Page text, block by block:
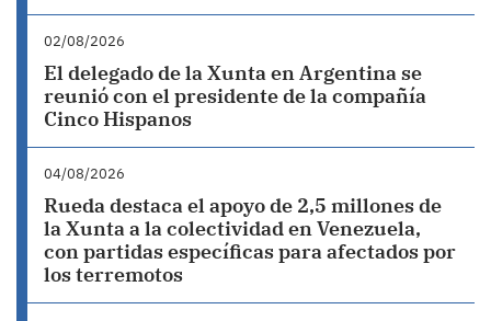
02/08/2026
El delegado de la Xunta en Argentina se
reunió con el presidente de la compañía
Cinco Hispanos
04/08/2026
Rueda destaca el apoyo de 2,5 millones de
la Xunta a la colectividad en Venezuela,
con partidas específicas para afectados por
los terremotos